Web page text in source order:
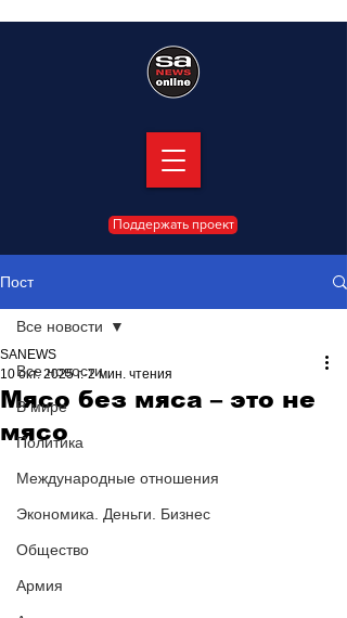
Поддержать проект
Пост
Все новости
В мире
Политика
Международные отношения
Экономика. Деньги. Бизнес
Общество
Армия
Все новости
Мясо без мяса – это не
мясо
SANEWS
10 окт. 2025 г. 2 мин. чтения